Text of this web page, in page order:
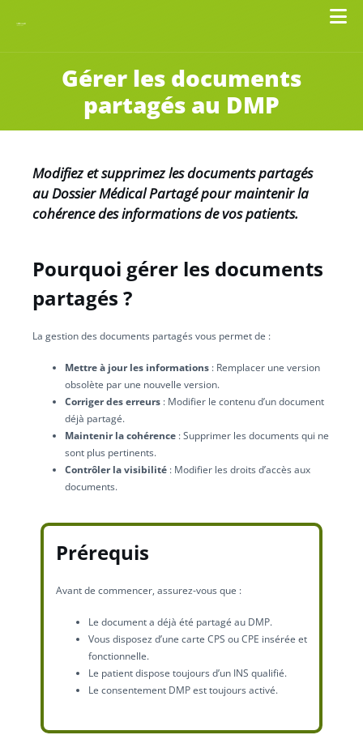
Gérer les documents
partagés au DMP
Modifiez et supprimez les documents partagés
au Dossier Médical Partagé pour maintenir la
cohérence des informations de vos patients.
Pourquoi gérer les documents
partagés ?
La gestion des documents partagés vous permet de :
Mettre à jour les informations : Remplacer une version
obsolète par une nouvelle version.
Corriger des erreurs : Modifier le contenu d’un document
déjà partagé.
Maintenir la cohérence : Supprimer les documents qui ne
sont plus pertinents.
Contrôler la visibilité : Modifier les droits d’accès aux
documents.
Prérequis
Avant de commencer, assurez-vous que :
Le document a déjà été partagé au DMP.
Vous disposez d’une carte CPS ou CPE insérée et
fonctionnelle.
Le patient dispose toujours d’un INS qualifié.
Le consentement DMP est toujours activé.